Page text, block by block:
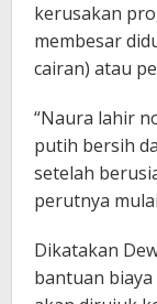
kerusakan
membesar
cairan) atau
“Naura lahir
putih bersih
setelah
perutnya
Dikatakan
bantuan